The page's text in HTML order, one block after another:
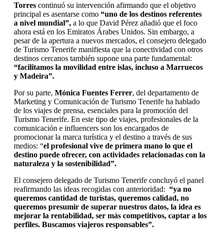
Torres continuó su intervención afirmando que el objetivo
principal es asentarse como “uno de los destinos referentes
a nivel mundial”, a lo que David Pérez añadió que el foco
ahora está en los Emiratos Árabes Unidos. Sin embargo, a
pesar de la apertura a nuevos mercados, el consejero delegado
de Turismo Tenerife manifiesta que la conectividad con otros
destinos cercanos también supone una parte fundamental:
“facilitamos la movilidad entre islas, incluso a Marruecos
y Madeira”.
Por su parte, Mónica Fuentes Ferrer, del departamento de
Marketing y Comunicación de Turismo Tenerife ha hablado
de los viajes de prensa, esenciales para la promoción del
Turismo Tenerife. En este tipo de viajes, profesionales de la
comunicación e influencers son los encargados de
promocionar la marca turística y el destino a través de sus
medios: “el profesional vive de primera mano lo que el
destino puede ofrecer, con actividades relacionadas con la
naturaleza y la sostenibilidad”.
El consejero delegado de Turismo Tenerife concluyó el panel
reafirmando las ideas recogidas con anterioridad: “ya no
queremos cantidad de turistas, queremos calidad, no
queremos presumir de superar nuestros datos, la idea es
mejorar la rentabilidad, ser más competitivos, captar a los
perfiles. Buscamos viajeros responsables”.